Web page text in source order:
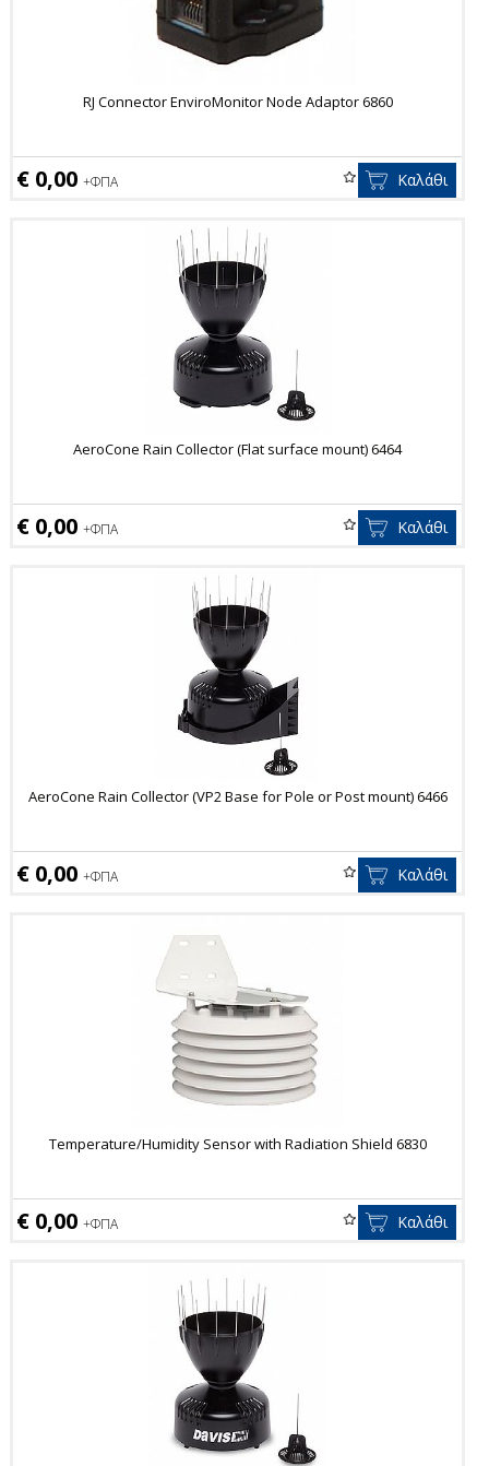
RJ Connector EnviroMonitor Node Adaptor 6860
€ 0,00 +ΦΠΑ Καλάθι
AeroCone Rain Collector (Flat surface mount) 6464
€ 0,00 +ΦΠΑ Καλάθι
AeroCone Rain Collector (VP2 Base for Pole or Post mount) 6466
€ 0,00 +ΦΠΑ Καλάθι
Temperature/Humidity Sensor with Radiation Shield 6830
€ 0,00 +ΦΠΑ Καλάθι